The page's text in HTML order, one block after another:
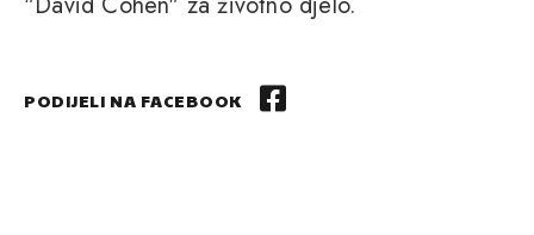
PODIJELI NA FACEBOOK